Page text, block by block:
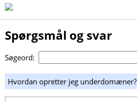
Spørgsmål og svar
Søgeord:
Hvordan opretter jeg underdomæner?